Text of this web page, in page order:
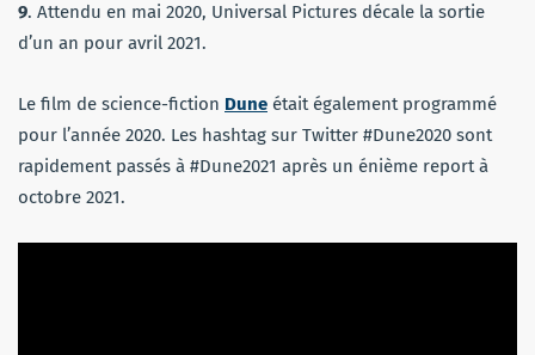
9. Attendu en mai 2020, Universal Pictures décale la sortie
d’un an pour avril 2021.
Le film de science-fiction Dune était également programmé
pour l’année 2020. Les hashtag sur Twitter #Dune2020 sont
rapidement passés à #Dune2021 après un énième report à
octobre 2021.